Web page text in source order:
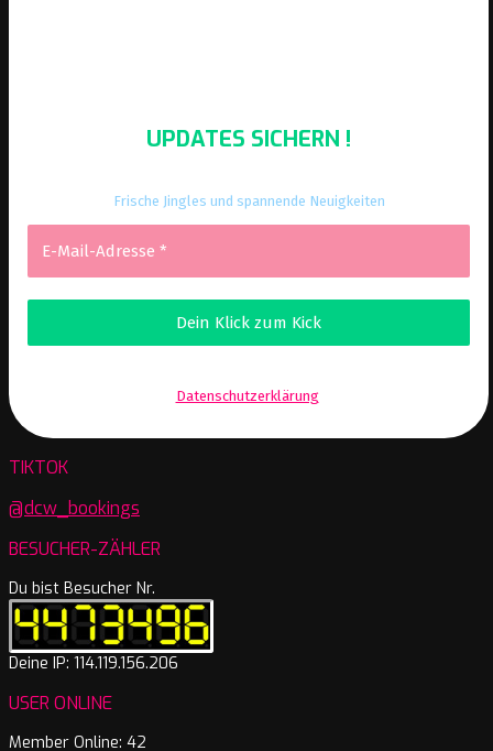
UPDATES SICHERN !
Frische Jingles und spannende Neuigkeiten
Datenschutzerklärung.
TIKTOK
@dcw_bookings
BESUCHER-ZÄHLER
Du bist Besucher Nr.
Deine IP: 114.119.156.206
USER ONLINE
Member Online: 42